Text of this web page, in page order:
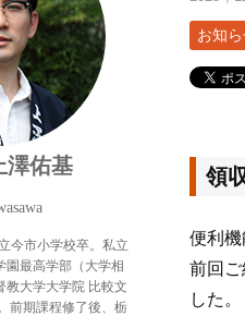
お知
領
便利機
前回
した。
澤佑基
今市小学校卒。私立
園最高学部（大学相
教大学大学院 比較文
前期課程修了後、栃